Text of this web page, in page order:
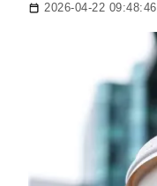
2026-04-22 09:48:46